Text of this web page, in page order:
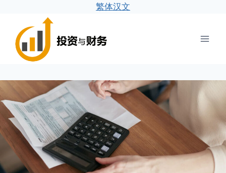
繁体汉文